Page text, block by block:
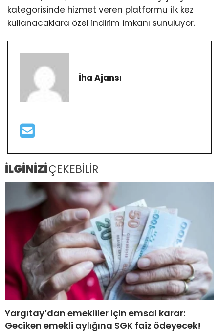
kategorisinde hizmet veren platformu ilk kez
kullanacaklara özel indirim imkanı sunuluyor.
İha Ajansı
İLGİNİZİÇEKEBİLİR
Yargıtay’dan emekliler için emsal karar:
Geciken emekli aylığına SGK faiz ödeyecek!